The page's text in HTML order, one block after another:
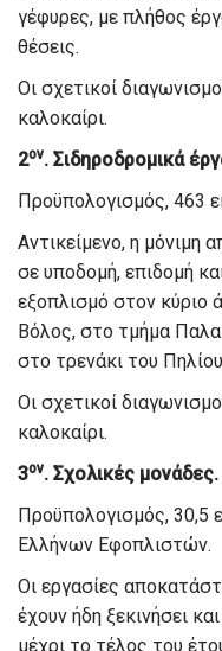
γέφυρες, με πλήθος
θέσεις.
Οι σχετικοί
καλοκαίρι.
2ον. Σιδηροδρομικά
Προϋπολογισμός, 463
Αντικείμενο, η
σε υποδομή, επιδομή
εξοπλισμό στον κύριο
Βόλος, στο τμήμα
στο τρενάκι του
Οι σχετικοί
καλοκαίρι.
3ον. Σχολικές μονάδες.
Προϋπολογισμός, 30,5
Ελλήνων Εφοπλιστών.
Οι εργασίες
έχουν ήδη ξεκινήσει
μέχρι το τέλος του